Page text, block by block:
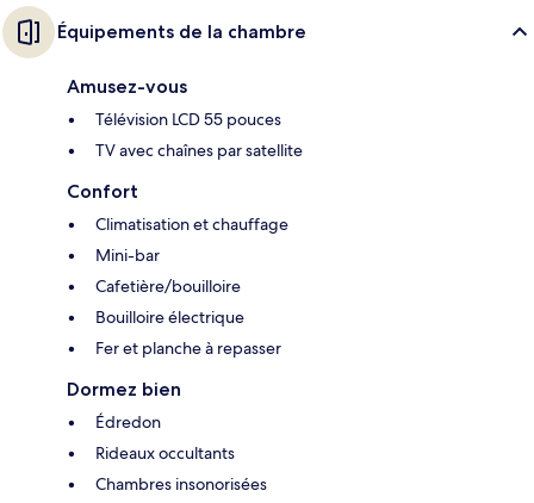
Équipements de la chambre
Amusez-vous
Télévision LCD 55 pouces
TV avec chaînes par satellite
Confort
Climatisation et chauffage
Mini-bar
Cafetière/bouilloire
Bouilloire électrique
Fer et planche à repasser
Dormez bien
Édredon
Rideaux occultants
Chambres insonorisées